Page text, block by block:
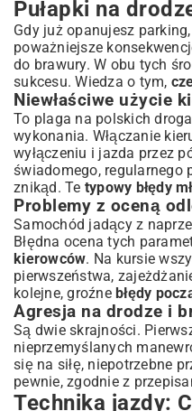
Pułapki na
Gdy już opanujesz
poważniejsze
do brawury. W obu tych
sukcesu. Wiedza o tym,
Niewłaściwe użycie
To plaga na polskich
wykonania. Włączanie
wyłączeniu i jazda przez
świadomego, regularnego
znikąd. Te typowy błędy
Problemy z oceną
Samochód jadący z
Błędna ocena tych
kierowców. Na kursie
pierwszeństwa,
kolejne, groźne błędy
Agresja na drodze i
Są dwie skrajności.
nieprzemyślanych
się na siłę, niepotrzebne
pewnie, zgodnie z
Technika jazdy: